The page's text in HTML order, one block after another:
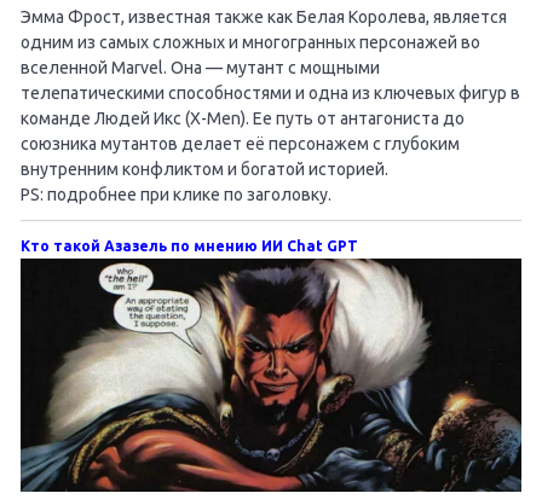
Эмма Фрост, известная также как Белая Королева, является
одним из самых сложных и многогранных персонажей во
вселенной Marvel. Она — мутант с мощными
телепатическими способностями и одна из ключевых фигур в
команде Людей Икс (X-Men). Ее путь от антагониста до
союзника мутантов делает её персонажем с глубоким
внутренним конфликтом и богатой историей.
PS: подробнее при клике по заголовку.
Кто такой Азазель по мнению ИИ Chat GPT